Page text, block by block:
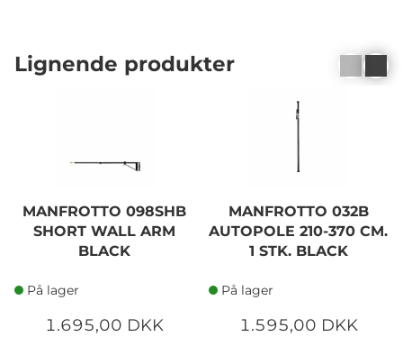
Lignende produkter
MANFROTTO 098SHB
SHORT WALL ARM
BLACK
På lager
1.695,00 DKK
MANFROTTO 032B
AUTOPOLE 210-370 CM.
1 STK. BLACK
På lager
1.595,00 DKK